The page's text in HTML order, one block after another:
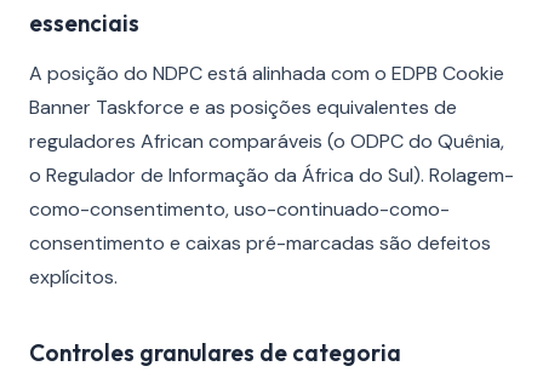
essenciais
A posição do NDPC está alinhada com o EDPB Cookie
Banner Taskforce e as posições equivalentes de
reguladores African comparáveis (o ODPC do Quênia,
o Regulador de Informação da África do Sul). Rolagem-
como-consentimento, uso-continuado-como-
consentimento e caixas pré-marcadas são defeitos
explícitos.
Controles granulares de categoria